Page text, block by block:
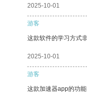
2025-10-01
游客
这款软件的学习方式
2025-10-01
游客
这款加速器app的功